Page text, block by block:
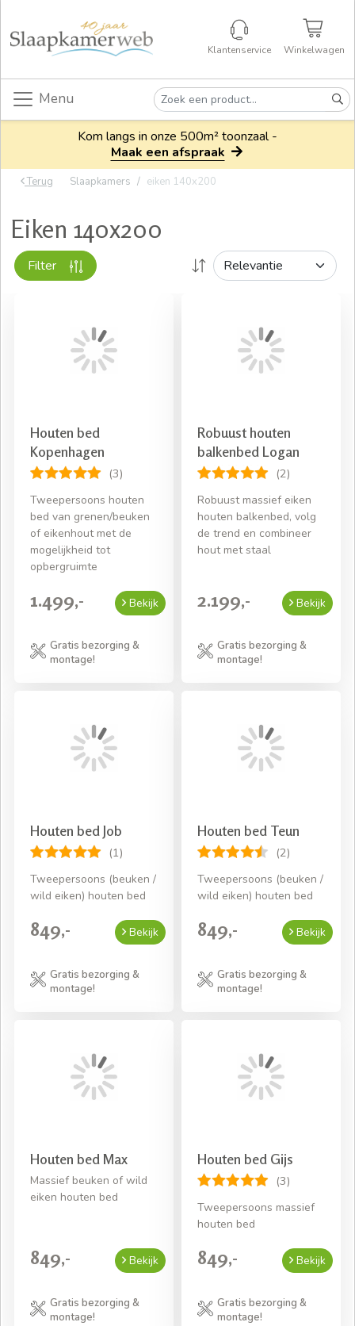
Klantenservice Winkelwagen
Menu
Kom langs in onze 500m² toonzaal -
Maak een afspraak
Terug Slaapkamers eiken 140x200
Eiken 140x200
Filter
Houten bed
Kopenhagen
(3)
Tweepersoons houten
bed van grenen/beuken
of eikenhout met de
mogelijkheid tot
opbergruimte
1.499,- Bekijk
Gratis bezorging &
montage!
Robuust houten
balkenbed Logan
(2)
Robuust massief eiken
houten balkenbed, volg
de trend en combineer
hout met staal
2.199,- Bekijk
Gratis bezorging &
montage!
Houten bed Job
(1)
Tweepersoons (beuken /
wild eiken) houten bed
849,- Bekijk
Gratis bezorging &
montage!
Houten bed Teun
(2)
Tweepersoons (beuken /
wild eiken) houten bed
849,- Bekijk
Gratis bezorging &
montage!
Houten bed Max
Massief beuken of wild
eiken houten bed
849,- Bekijk
Gratis bezorging &
montage!
Houten bed Gijs
(3)
Tweepersoons massief
houten bed
849,- Bekijk
Gratis bezorging &
montage!